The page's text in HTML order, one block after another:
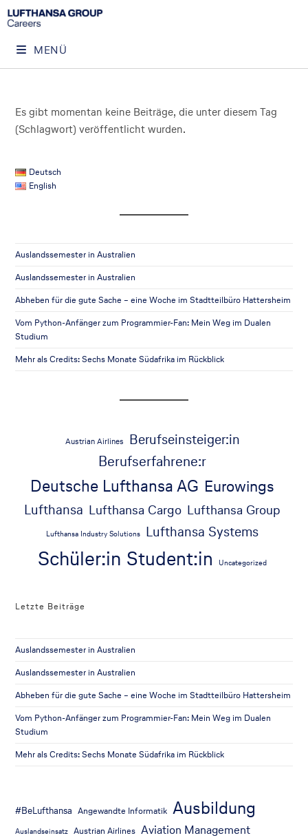
MENÜ
Es gibt momentan keine Beiträge, die unter diesem Tag
(Schlagwort) veröffentlicht wurden.
Deutsch
English
Auslandssemester in Australien
Auslandssemester in Australien
Abheben für die gute Sache – eine Woche im Stadtteilbüro Hattersheim
Vom Python-Anfänger zum Programmier-Fan: Mein Weg im Dualen
Studium
Mehr als Credits: Sechs Monate Südafrika im Rückblick
Austrian Airlines Berufseinsteiger:in
Berufserfahrene:r
Deutsche Lufthansa AG Eurowings
Lufthansa Lufthansa Cargo Lufthansa Group
Lufthansa Industry Solutions Lufthansa Systems
Schüler:in Student:in Uncategorized
Letzte Beiträge
Auslandssemester in Australien
Auslandssemester in Australien
Abheben für die gute Sache – eine Woche im Stadtteilbüro Hattersheim
Vom Python-Anfänger zum Programmier-Fan: Mein Weg im Dualen
Studium
Mehr als Credits: Sechs Monate Südafrika im Rückblick
#BeLufthansa Angewandte Informatik Ausbildung
Auslandseinsatz Austrian Airlines Aviation Management